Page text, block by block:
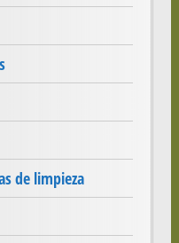
de limpieza